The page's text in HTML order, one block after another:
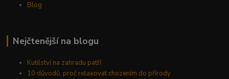
Blog
Nejčtenější na blogu
Kutilství na zahradu patří
10 důvodů, proč relaxovat chozením do přírody